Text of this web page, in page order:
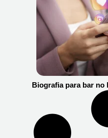
Biografia para bar no